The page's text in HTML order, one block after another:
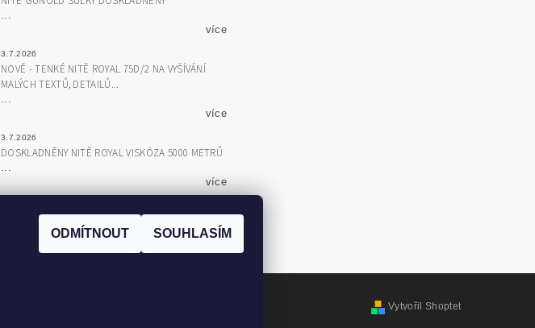
více
3.7.2026
NOVĚ - TENKÉ NITĚ ROYAL 75D/2 NA VYŠÍVÁNÍ
MALÝCH TEXTŮ, DETAILŮ...
více
3.7.2026
DOSKLADNĚNY NITĚ ROYAL VISKÓZA 5000 METRŮ
více
ZOBRAZIT VÍCE
|
Vytvořil Shoptet
ODMÍTNOUT SOUHLASÍM